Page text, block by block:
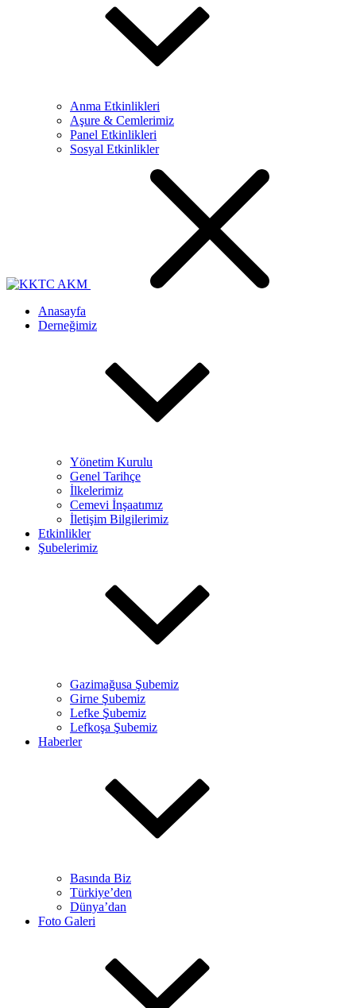
Anma Etkinlikleri
Aşure & Cemlerimiz
Panel Etkinlikleri
Sosyal Etkinlikler
Anasayfa
Derneğimiz
Yönetim Kurulu
Genel Tarihçe
İlkelerimiz
Cemevi İnşaatımız
İletişim Bilgilerimiz
Etkinlikler
Şubelerimiz
Gazimağusa Şubemiz
Girne Şubemiz
Lefke Şubemiz
Lefkoşa Şubemiz
Haberler
Basında Biz
Türkiye’den
Dünya’dan
Foto Galeri